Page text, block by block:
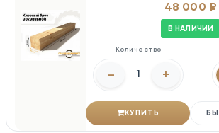
48 000 ₽
В НАЛИЧИИ
Количество
– +
КУПИТЬ